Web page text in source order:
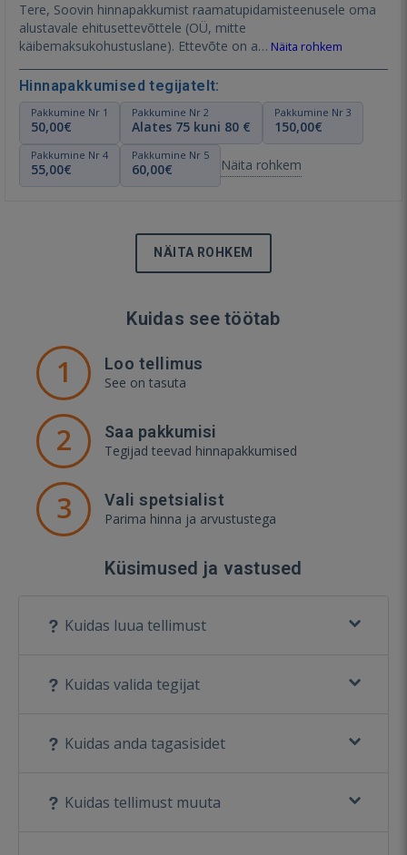
Tere, Soovin hinnapakkumist raamatupidamisteenusele oma
alustavale ehitusettevõttele (OÜ, mitte
käibemaksukohustuslane). Ettevõte on a… Näita rohkem
Hinnapakkumised tegijatelt:
Pakkumine Nr 1
50,00€
Pakkumine Nr 2
Alates 75 kuni 80 €
Pakkumine Nr 3
150,00€
Pakkumine Nr 4
55,00€
Pakkumine Nr 5
60,00€ Näita rohkem
NÄITA ROHKEM
Kuidas see töötab
1 Loo tellimus
See on tasuta
2 Saa pakkumisi
Tegijad teevad hinnapakkumised
3 Vali spetsialist
Parima hinna ja arvustustega
Küsimused ja vastused
Kuidas luua tellimust
Kuidas valida tegijat
Kuidas anda tagasisidet
Kuidas tellimust muuta